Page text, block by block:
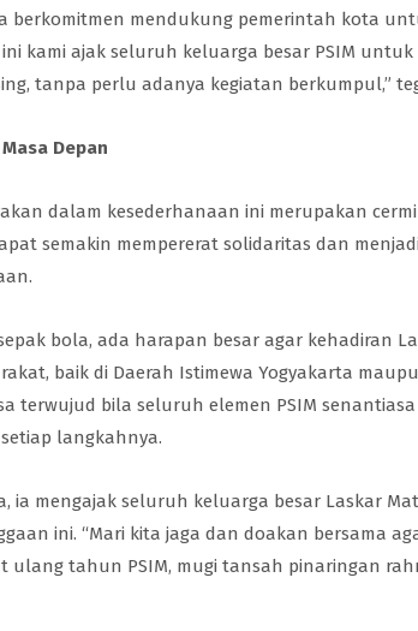
berkomitmen mendukung pemerintah kota
kami ajak seluruh keluarga besar PSIM
tanpa perlu adanya kegiatan berkumpul,”
Depan
dalam kesederhanaan ini merupakan
semakin mempererat solidaritas dan
bola, ada harapan besar agar kehadiran
baik di Daerah Istimewa Yogyakarta
terwujud bila seluruh elemen PSIM
langkahnya.
ia mengajak seluruh keluarga besar Laskar
ini. “Mari kita jaga dan doakan bersama
ulang tahun PSIM, mugi tansah pinaringan